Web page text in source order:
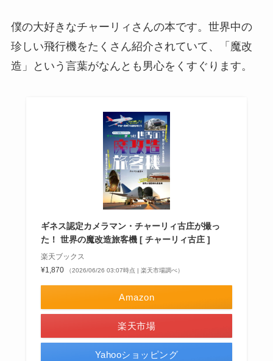
僕の大好きなチャーリィさんの本です。世界中の
珍しい飛行機をたくさん紹介されていて、「魔改
造」という言葉がなんとも男心をくすぐります。
ギネス認定カメラマン・チャーリィ古庄が撮っ
た！ 世界の魔改造旅客機 [ チャーリィ古庄 ]
楽天ブックス
¥1,870
（2026/06/26 03:07時点 | 楽天市場調べ）
Amazon
楽天市場
Yahooショッピング